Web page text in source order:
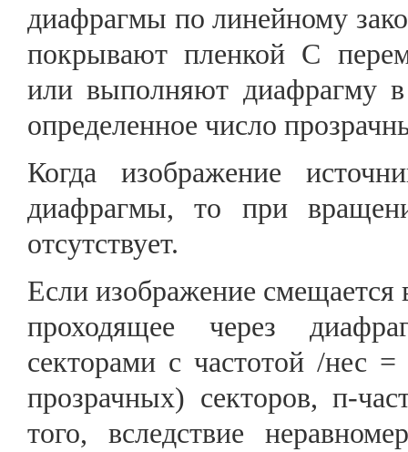
диафрагмы по линейному
покрывают пленкой С
или выполняют диафрагму
определенное число
Когда изображение
диафрагмы, то при
отсутствует.
Если изображение смещается
проходящее через
секторами с частотой /нес
прозрачных) секторов, п-
того, вследствие